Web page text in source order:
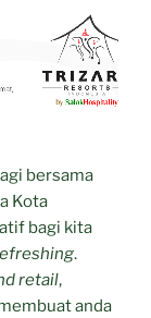
bersama
Kota
bagi kita
.
retail,
anda